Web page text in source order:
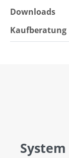
Downloads
Kaufberatung